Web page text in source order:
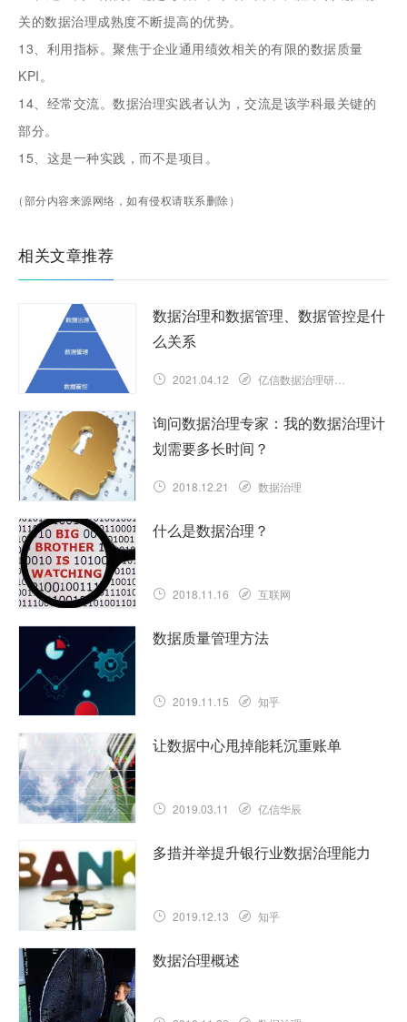
关的数据治理成熟度不断提高的优势。
13、利用指标。聚焦于企业通用绩效相关的有限的数据质量
KPI。
14、经常交流。数据治理实践者认为，交流是该学科最关键的
部分。
15、这是一种实践，而不是项目。
（部分内容来源网络，如有侵权请联系删除）
相关文章推荐
数据治理和数据管理、数据管控是什
么关系
2021.04.12 亿信数据治理研究院
询问数据治理专家：我的数据治理计
划需要多长时间？
2018.12.21 数据治理
什么是数据治理？
2018.11.16 互联网
数据质量管理方法
2019.11.15 知乎
让数据中心甩掉能耗沉重账单
2019.03.11 亿信华辰
多措并举提升银行业数据治理能力
2019.12.13 知乎
数据治理概述